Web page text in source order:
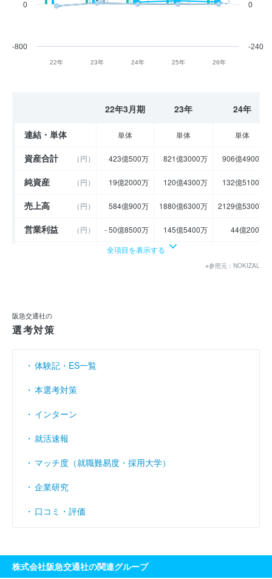
22年 23年 24年 25年 26年
-800
0
-240
0
22年3月期 23年 24年
連結・単体 単体 単体 単体
資産合計 （円） 423億500万 821億3000万 906億4900万
純資産 （円） 19億2000万 120億4300万 132億5100万
売上高 （円） 584億900万 1880億6300万 2129億5300万
営業利益 （円） - 50億8500万 145億5400万 44億200万
- 50億1600万
売上伸び率
営業利益率 （％） - 8.71 7.74 2.07
経常利益率 （％）
全項目を表示する
※参照元：NOKIZAL
阪急交通社の
選考対策
体験記・ES一覧
本選考対策
インターン
就活速報
マッチ度（就職難易度・採用大学）
企業研究
口コミ・評価
株式会社阪急交通社の関連グループ